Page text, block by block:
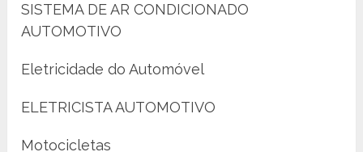
SISTEMA DE AR CONDICIONADO
AUTOMOTIVO
Eletricidade do Automóvel
ELETRICISTA AUTOMOTIVO
Motocicletas